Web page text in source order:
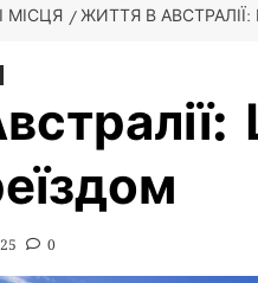
МІСЦЯ ЖИТТЯ В
0